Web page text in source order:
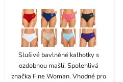
Slušivé bavlněné kalhotky s
ozdobnou mašlí. Spolehlivá
značka Fine Woman. Vhodné pro